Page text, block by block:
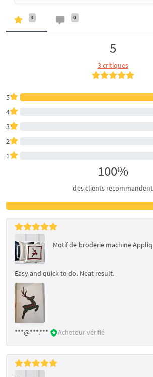
3 0
5
3 critiques
5
4
3
2
1
100%
des clients recommandent
Motif de broderie machine
Easy and quick to do. Neat result.
***@***.*** Acheteur vérifié